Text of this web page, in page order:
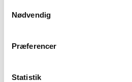
Nødvendig
Præferencer
Statistik